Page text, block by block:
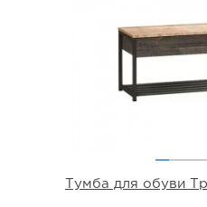
Тумба для обуви